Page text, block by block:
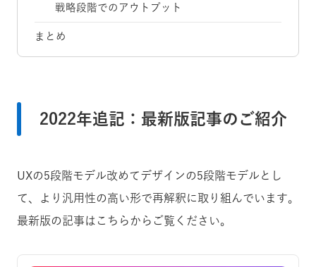
戦略段階でのアウトプット
まとめ
2022年追記：最新版記事のご紹介
UXの5段階モデル改めてデザインの5段階モデルとし
て、より汎用性の高い形で再解釈に取り組んでいます。
最新版の記事はこちらからご覧ください。